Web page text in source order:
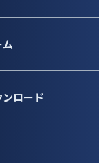
ロード